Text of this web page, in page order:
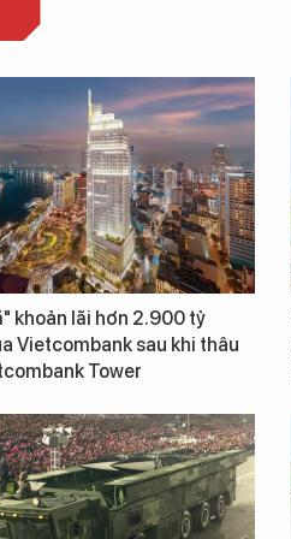
khoản lãi hơn 2.900 tỷ
Vietcombank sau khi thâu
Tower